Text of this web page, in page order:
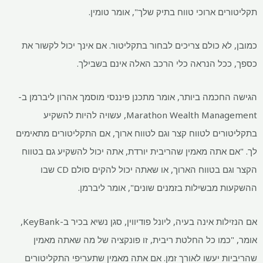
תקליטורים ארוכי טווח בתיק שלך", אומר טומין.
כמובן, לא כולם צריכים לבחור בתקליטור. אם אינך יכול לקשור את
כספך, ככל הנראה כלי הרכב האלה אינם בשבילך.
הגישה החכמה ביותר, אומר מתכנן פיננסי מוסמך אהרון ליברמן ב-
Marathon Wealth Management, עשויה להיות להשקיע
בתקליטורים לטווח קצר וגם לטווח ארוך, אם התקליטורים מתאימים
לך. "אם אתה מאמין שהריבית יורדת, אתה יכול להשקיע גם בטווח
הקצר וגם בטווח הארוך, או שאתה יכול להקים סולם CD שבו
ההשקעות מבשילות בזמנים שונים", אומר ליברמן.
אם הנזילות אינה בעיה, ליונל פודיווין, סגן נשיא בכיר ב-KeyBank,
אומר, "כמו כל החלטת ריבית, זו פונקציה של מה שאתה מאמין
שהריביות יעשו לאורך זמן. אם אתה מאמין שתעריפי התקליטורים